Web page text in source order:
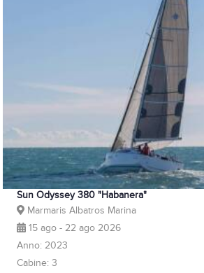
Sun Odyssey 380 "Habanera"
Marmaris Albatros Marina
15 ago - 22 ago 2026
Anno: 2023
Cabine: 3